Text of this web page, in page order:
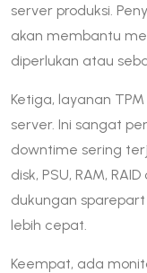
server produksi.
akan membantu
diperlukan atau
Ketiga, layanan
server. Ini sangat
downtime sering
disk, PSU, RAM,
dukungan
lebih cepat.
Keempat, ada